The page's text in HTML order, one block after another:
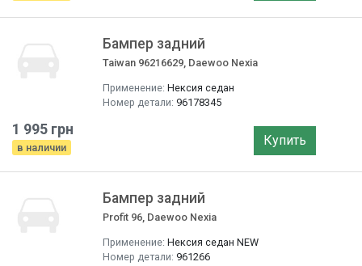
Бампер задний
Taiwan 96216629, Daewoo Nexia
Применение: Нексия седан
Номер детали: 96178345
1 995 грн
в наличии Купить
Бампер задний
Profit 96, Daewoo Nexia
Применение: Нексия седан NEW
Номер детали: 961266